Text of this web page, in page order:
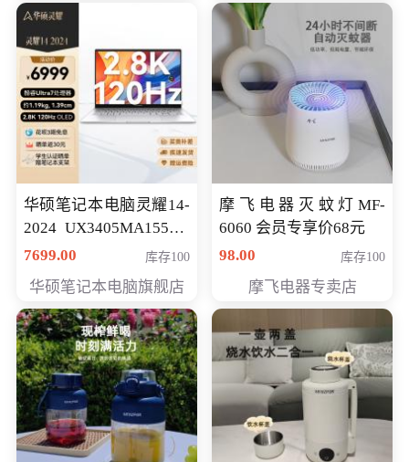
华硕笔记本电脑灵耀14-
2024 UX3405MA155夜
空蓝 oled 智慧轻薄本 会
7699.00 库存100
华硕笔记本电脑旗舰店
摩飞电器灭蚊灯MF-
6060 会员专享价68元
98.00
库存100
摩飞电器专卖店